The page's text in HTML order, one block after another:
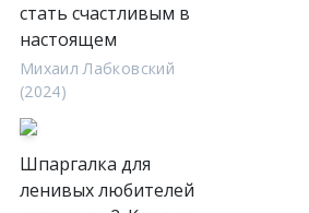
стать счастливым в
настоящем
Михаил Лабковский
(2024)
Шпаргалка для
ленивых любителей